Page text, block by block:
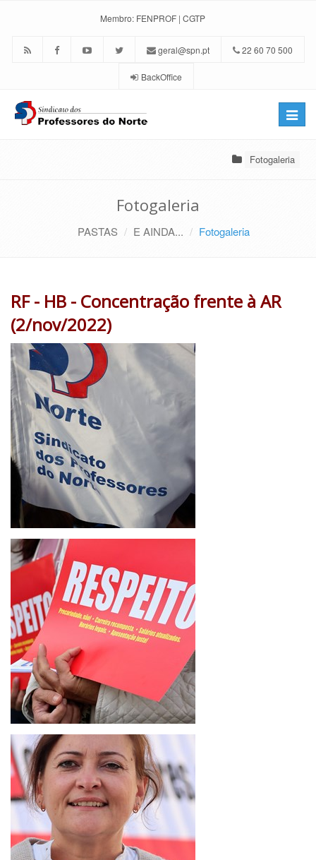
Membro: FENPROF | CGTP
geral@spn.pt 22 60 70 500
BackOffice
Toggle
Fotogaleria
Fotogaleria
PASTAS E AINDA... Fotogaleria
RF - HB - Concentração frente à AR
(2/nov/2022)